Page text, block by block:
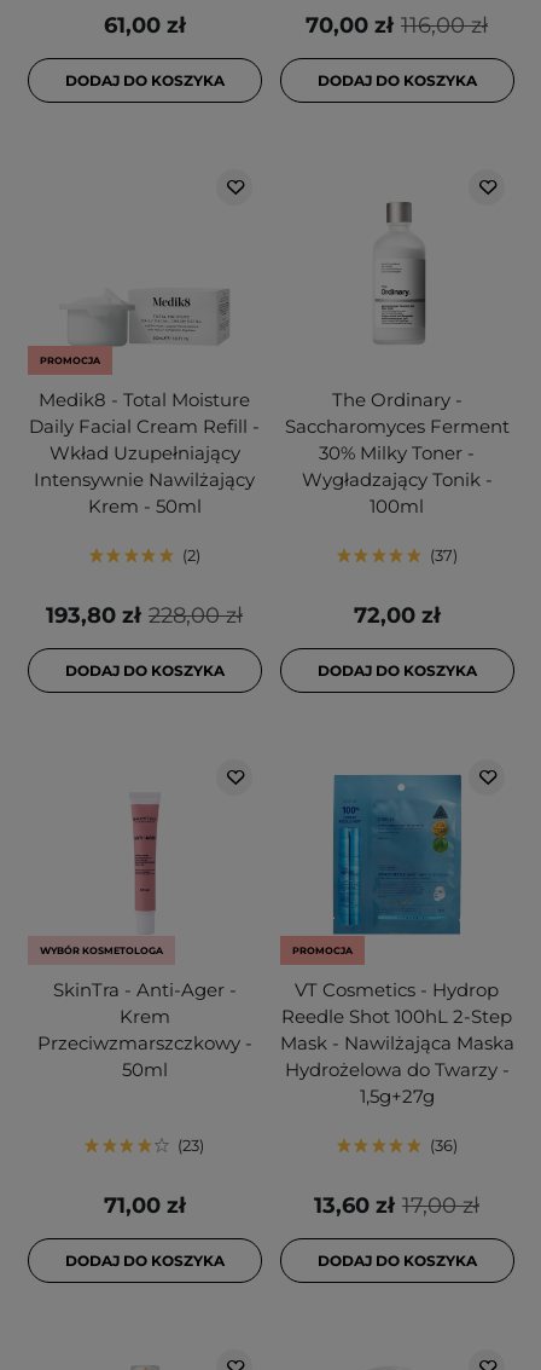
61,00 zł
DODAJ DO KOSZYKA
116,00 zł
70,00 zł
DODAJ DO KOSZYKA
PROMOCJA
Medik8 - Total Moisture
Daily Facial Cream Refill -
Wkład Uzupełniający
Intensywnie Nawilżający
Krem - 50ml
2
228,00 zł
193,80 zł
DODAJ DO KOSZYKA
The Ordinary -
Saccharomyces Ferment
30% Milky Toner -
Wygładzający Tonik -
100ml
37
72,00 zł
DODAJ DO KOSZYKA
WYBÓR KOSMETOLOGA
SkinTra - Anti-Ager -
Krem
Przeciwzmarszczkowy -
50ml
23
71,00 zł
DODAJ DO KOSZYKA
PROMOCJA
VT Cosmetics - Hydrop
Reedle Shot 100hL 2-Step
Mask - Nawilżająca Maska
Hydrożelowa do Twarzy -
1,5g+27g
36
17,00 zł
13,60 zł
DODAJ DO KOSZYKA